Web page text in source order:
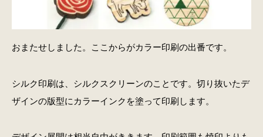
おまたせしました。ここからがカラー印刷の出番です。
シルク印刷は、シルクスクリーンのことです。切り抜いたデ
ザインの版型にカラーインクを塗って印刷します。